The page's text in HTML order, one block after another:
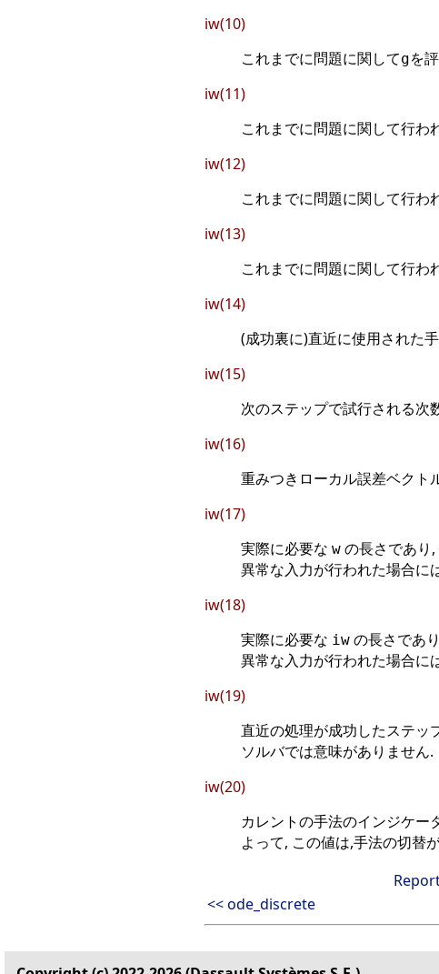
iw(10)
これまでに問題に関してgを
iw(11)
これまでに問題に関して行わ
iw(12)
これまでに問題に関して行わ
iw(13)
これまでに問題に関して行わ
iw(14)
(成功裏に)直近に使用された
iw(15)
次のステップで試行される次
iw(16)
重みつきローカル誤差ベクト
iw(17)
実際に必要な w の長さであり
異常な入力が行われた場合に
iw(18)
実際に必要な iw の長さであ
異常な入力が行われた場合に
iw(19)
直近の処理が成功したステッ
ソルバでは意味がありません.
iw(20)
カレントの手法のインジケー
よって, この値は,手法の切替
<< ode_discrete